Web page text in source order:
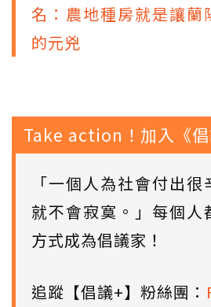
名：農地種房就是讓蘭
的元兇
Take action！加入《倡
「一個人為社會付出
就不會寂寞。」每個人
方式成為倡議家！
追蹤【倡議+】粉絲團：